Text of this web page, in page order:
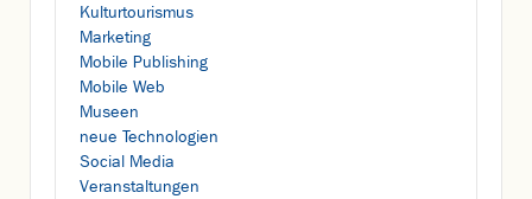
Kulturtourismus
Marketing
Mobile Publishing
Mobile Web
Museen
neue Technologien
Social Media
Veranstaltungen